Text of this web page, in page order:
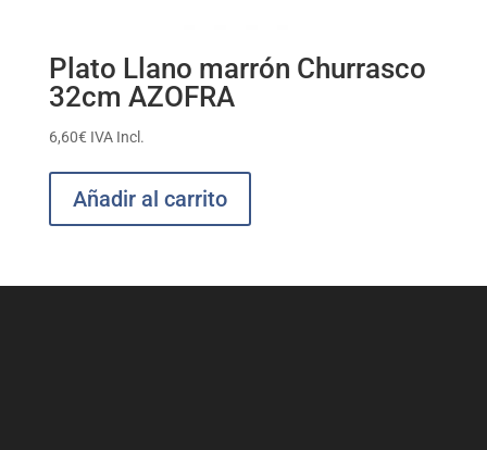
Plato Llano marrón Churrasco
32cm AZOFRA
6,60€ IVA Incl.
Añadir al carrito